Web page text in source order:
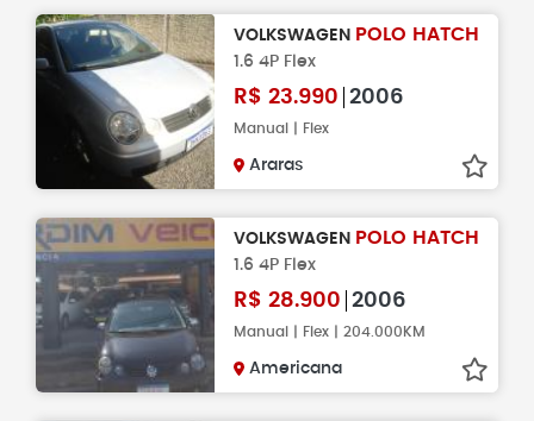
VOLKSWAGEN POLO HATCH
1.6 4P Flex
R$ 23.990 2006
Manual | Flex
Araras
VOLKSWAGEN POLO HATCH
1.6 4P Flex
R$ 28.900 2006
Manual | Flex | 204.000KM
Americana